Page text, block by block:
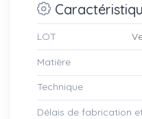
LOT
Matière
Technique
Délais de fabrication